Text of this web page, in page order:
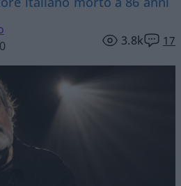
3.8k 17